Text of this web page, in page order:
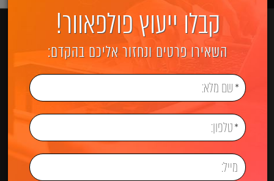
קבלו ייעוץ פולפאוור!
השאירו פרטים ונחזור אליכם בהקדם: